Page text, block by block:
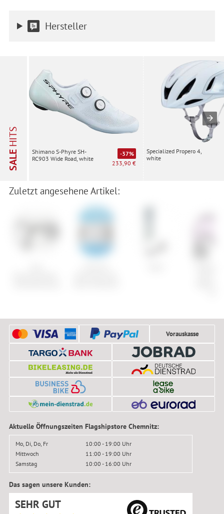
Hersteller
SALE
HITS
Shimano S-Phyre SH-
RC903 Wide Road, white
-37%
233,90 €
Specialized Propero 4,
white
Zuletzt angesehene Artikel:
Vorauskasse
Aktuelle Öffnungszeiten Flagshipstore Chemnitz:
Mo, Di, Do, Fr
10:00 - 19:00 Uhr
Mittwoch
11:00 - 19:00 Uhr
Samstag
10:00 - 16:00 Uhr
Das sagen unsere Kunden:
SEHR GUT